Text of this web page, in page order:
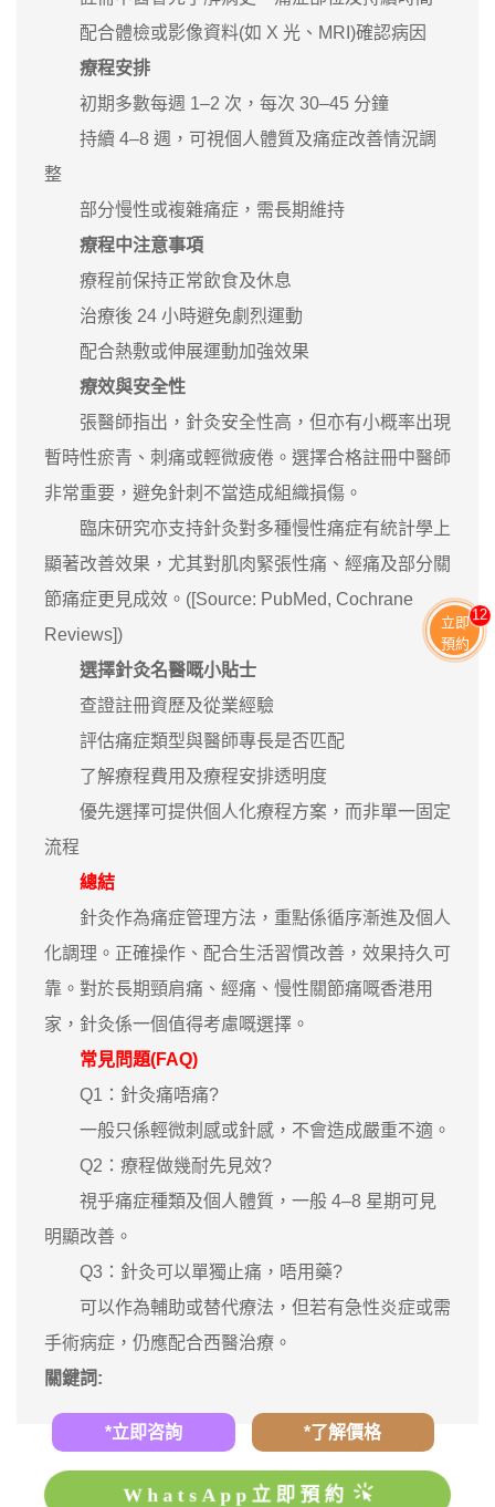
配合體檢或影像資料(如 X 光、MRI)確認病因
療程安排
初期多數每週 1–2 次，每次 30–45 分鐘
持續 4–8 週，可視個人體質及痛症改善情況調
整
部分慢性或複雜痛症，需長期維持
療程中注意事項
療程前保持正常飲食及休息
治療後 24 小時避免劇烈運動
配合熱敷或伸展運動加強效果
療效與安全性
張醫師指出，針灸安全性高，但亦有小概率出現
暫時性瘀青、刺痛或輕微疲倦。選擇合格註冊中醫師
非常重要，避免針刺不當造成組織損傷。
臨床研究亦支持針灸對多種慢性痛症有統計學上
顯著改善效果，尤其對肌肉緊張性痛、經痛及部分關
節痛症更見成效。([Source: PubMed, Cochrane
Reviews])
選擇針灸名醫嘅小貼士
查證註冊資歷及從業經驗
評估痛症類型與醫師專長是否匹配
了解療程費用及療程安排透明度
優先選擇可提供個人化療程方案，而非單一固定
流程
總結
針灸作為痛症管理方法，重點係循序漸進及個人
化調理。正確操作、配合生活習慣改善，效果持久可
靠。對於長期頸肩痛、經痛、慢性關節痛嘅香港用
家，針灸係一個值得考慮嘅選擇。
常見問題(FAQ)
Q1：針灸痛唔痛?
一般只係輕微刺感或針感，不會造成嚴重不適。
Q2：療程做幾耐先見效?
視乎痛症種類及個人體質，一般 4–8 星期可見
明顯改善。
Q3：針灸可以單獨止痛，唔用藥?
可以作為輔助或替代療法，但若有急性炎症或需
手術病症，仍應配合西醫治療。
關鍵詞:
*立即咨詢 *了解價格
WhatsApp立即預約
立即
預約
13